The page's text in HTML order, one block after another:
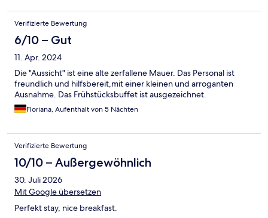
Verifizierte Bewertung
6/10 – Gut
11. Apr. 2024
Die "Aussicht" ist eine alte zerfallene Mauer. Das Personal ist
freundlich und hilfsbereit,mit einer kleinen und arroganten
Ausnahme. Das Frühstücksbuffet ist ausgezeichnet.
Floriana, Aufenthalt von 5 Nächten
Verifizierte Bewertung
10/10 – Außergewöhnlich
30. Juli 2026
Mit Google übersetzen
Perfekt stay, nice breakfast.